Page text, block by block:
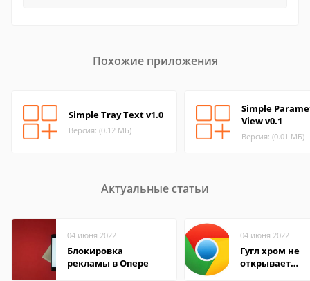
Похожие приложения
Simple Tray Text v1.0
Версия: (0.12 МБ)
Simple
View v0.1
Версия: (0.01 МБ)
Актуальные статьи
04 июня 2022
Блокировка
рекламы в Опере
04 июня 2022
Гугл хром не
открывает